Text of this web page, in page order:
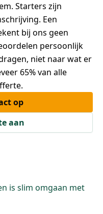
Starters zijn
Een
bij ons geen
persoonlijk
niet naar wat er
65% van alle
op
aan